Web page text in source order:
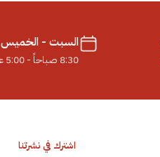
السبت - الخميس
8:30 صباحاً - 5:00 عصراً
اشترك في نشرتنا